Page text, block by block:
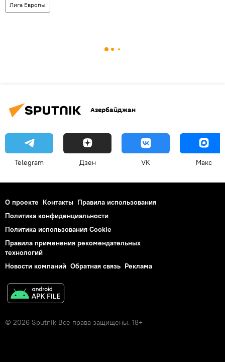
Лига Европы
Азербайджан
Telegram Дзен VK Макс
О проекте Контакты Правила использования
Политика конфиденциальности
Политика использования Cookie
Правила применения рекомендательных
технологий
Новости компаний Обратная связь Реклама
© 2026 Sputnik Все права защищены. 18+